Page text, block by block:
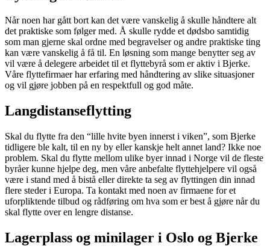
Når noen har gått bort kan det være vanskelig å skulle håndtere alt
det praktiske som følger med. Å skulle rydde et dødsbo samtidig
som man gjerne skal ordne med begravelser og andre praktiske ting
kan være vanskelig å få til. En løsning som mange benytter seg av
vil være å delegere arbeidet til et flyttebyrå som er aktiv i Bjerke.
Våre flyttefirmaer har erfaring med håndtering av slike situasjoner
og vil gjøre jobben på en respektfull og god måte.
Langdistanseflytting
Skal du flytte fra den “lille hvite byen innerst i viken”, som Bjerke
tidligere ble kalt, til en ny by eller kanskje helt annet land? Ikke noe
problem. Skal du flytte mellom ulike byer innad i Norge vil de fleste
byråer kunne hjelpe deg, men våre anbefalte flyttehjelpere vil også
være i stand med å bistå eller direkte ta seg av flyttingen din innad
flere steder i Europa. Ta kontakt med noen av firmaene for et
uforpliktende tilbud og rådføring om hva som er best å gjøre når du
skal flytte over en lengre distanse.
Lagerplass og minilager i Oslo og Bjerke